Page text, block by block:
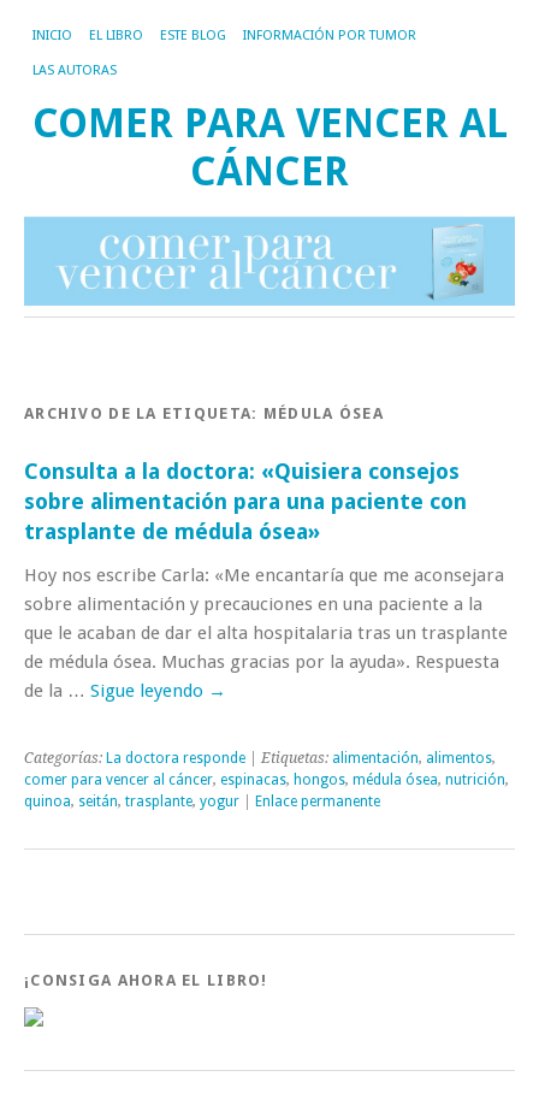
INICIO EL LIBRO ESTE BLOG INFORMACIÓN POR TUMOR
LAS AUTORAS
COMER PARA VENCER AL
CÁNCER
ARCHIVO DE LA ETIQUETA: MÉDULA ÓSEA
Consulta a la doctora: «Quisiera consejos
sobre alimentación para una paciente con
trasplante de médula ósea»
Hoy nos escribe Carla: «Me encantaría que me aconsejara
sobre alimentación y precauciones en una paciente a la
que le acaban de dar el alta hospitalaria tras un trasplante
de médula ósea. Muchas gracias por la ayuda». Respuesta
de la … Sigue leyendo →
Categorías: La doctora responde | Etiquetas: alimentación, alimentos,
comer para vencer al cáncer, espinacas, hongos, médula ósea, nutrición,
quinoa, seitán, trasplante, yogur Enlace permanente
¡CONSIGA AHORA EL LIBRO!